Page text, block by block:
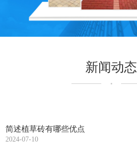
新闻动态
简述植草砖有哪些优点
2024-07-10